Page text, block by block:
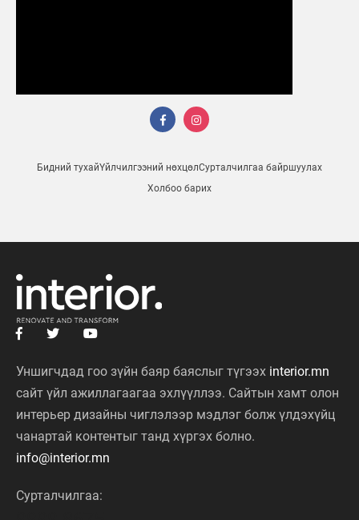
Бидний тухайҮйлчилгээний нөхцөлСурталчилгаа байршуулах
Холбоо барих
Уншигчдад гоо зүйн баяр баяслыг түгээх interior.mn
сайт үйл ажиллагаагаа эхлүүллээ. Сайтын хамт олон
интерьер дизайны чиглэлээр мэдлэг болж үлдэхүйц
чанартай контентыг танд хүргэх болно.
info@interior.mn
Сурталчилгаа: